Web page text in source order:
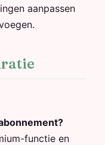
aanpassen
functie en